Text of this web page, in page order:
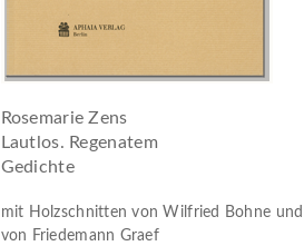
Rosemarie Zens
Lautlos. Regenatem
Gedichte
mit Holzschnitten von Wilfried Bohne
von Friedemann Graef